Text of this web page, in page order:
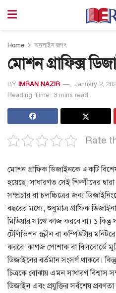
Home অনলাইন জগৎ
মোশন গ্রাফিক্স
BY IMRAN NAZIR
January 2,
Reading Time: 3 mins read
Rate
মোশন গ্রাফিক ডিজাইনকে একটি
হয়েছে সাধারণত সেই শিল্পীদের
সম্প্রচার বা চলচ্চিত্রের জন্য
বছরের মধ্যে, শুধুমাত্র গ্রাফিক
মিডিয়ার সাথে কাজ করবে না। ১
টেলিভিশন স্ক্রীন বা কম্পিউটার
করবে।কাগজ পোশাক বা বিলবোর্ডে
ডিজাইনের বর্তমান সংসর্গ থাকবে।
চিত্রকে বোঝায় এমন সাধারণ বিশ্বাস
ডিজাইন এবং প্রযুক্তির সর্বশেষ